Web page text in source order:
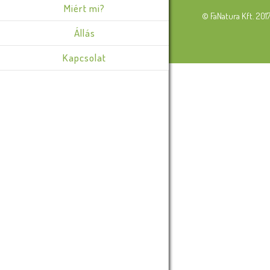
Miért mi?
Állás
Kapcsolat
© FaNatura Kft.